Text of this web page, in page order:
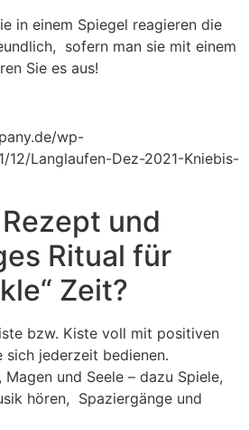
in einem Spiegel reagieren die
sofern man sie mit einem
Sie es aus!
wp-
12/Langlaufen-Dez-2021-Kniebis-
und
Ritual für
Zeit?
bzw. Kiste voll mit positiven
sich jederzeit bedienen.
und Seele – dazu Spiele,
hören, Spaziergänge und